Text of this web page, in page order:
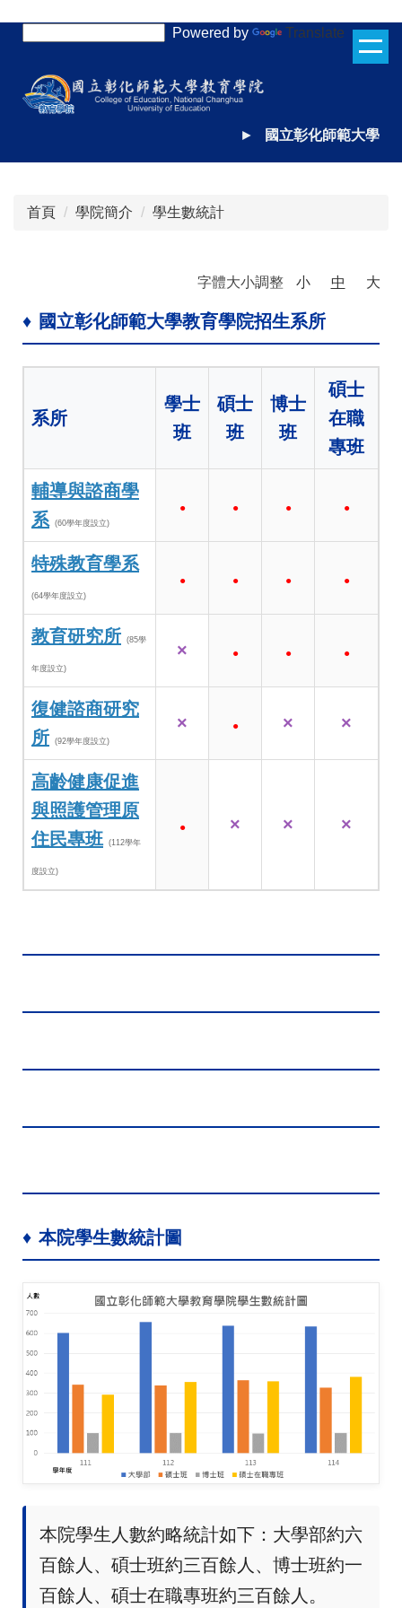
Powered by Translate
► 國立彰化師範大學
首頁 學院簡介 學生數統計
字體大小調整 小 中 大
♦ 國立彰化師範大學教育學院招生系所
系所
學士
班
碩士
班
博士
班
碩士
在職
專班
輔導與諮商學
系 (60學年度設立)
● ● ● ●
特殊教育學系
(64學年度設立)
● ● ● ●
教育研究所 (85學
年度設立)
× ● ● ●
復健諮商研究
所 (92學年度設立)
× ● × ×
高齡健康促進
與照護管理原
住民專班 (112學年
度設立)
● × × ×
♦ 本院學生數統計圖
本院學生人數約略統計如下：大學部約六
百餘人、碩士班約三百餘人、博士班約一
百餘人、碩士在職專班約三百餘人。